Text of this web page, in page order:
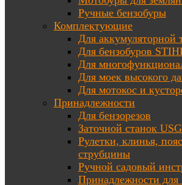
Ручные бензобуры
Комплектующие
Для аккумуляторной
Для бензобуров
Для
Для моек высокого
Для мотокос и
Принадлежности
Для бензорезов
Заточной станок
Рулетки, клинья,
струбцины
Ручной садовый
Принадлежности для